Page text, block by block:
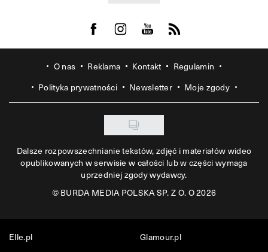
Visit us on Facebook
Visit us on Instagram
Visit us on Youtube
Visit us on Rss
O nas Reklama Kontakt
Regulamin
Polityka prywatności
Newsletter Moje zgody
Dalsze rozpowszechnianie tekstów, zdjęć i materiałów wideo
opublikowanych w serwisie w całości lub w części wymaga
uprzedniej zgody wydawcy.
©BURDA MEDIA POLSKA SP. Z O. O 2026
Elle.pl
Glamour.pl